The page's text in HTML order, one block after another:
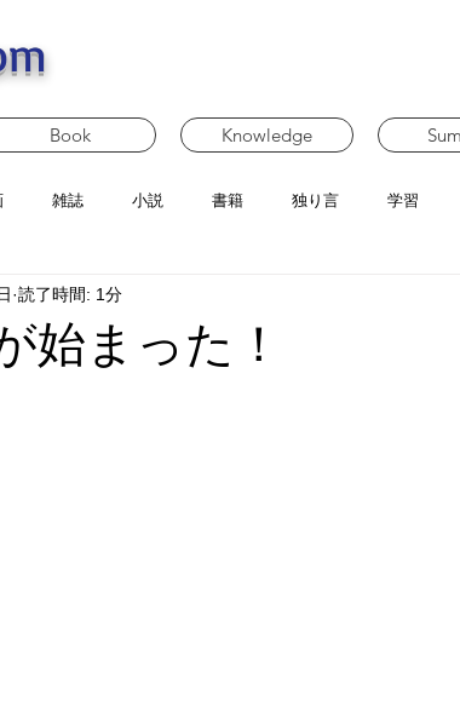
Book Knowledge
雑誌 小説 書籍 独り言 学習
始まった！
読了時間: 1分